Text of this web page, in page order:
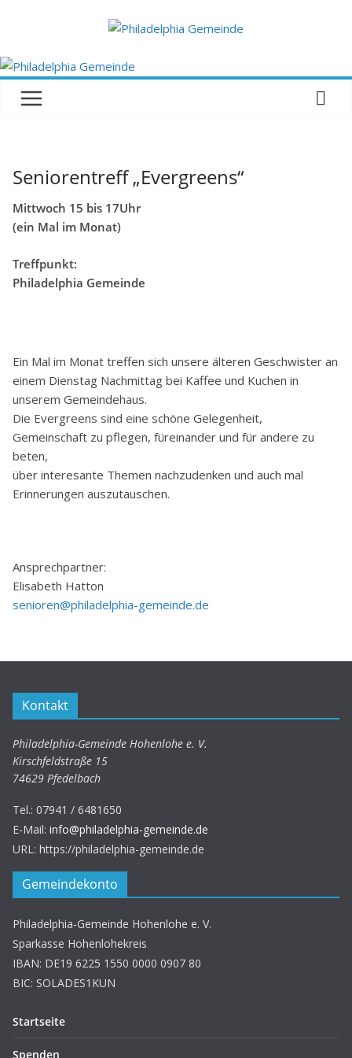
Seniorentreff „Evergreens“
Mittwoch 15 bis 17Uhr
(ein Mal im Monat)
Treffpunkt:
Philadelphia Gemeinde
Ein Mal im Monat treffen sich unsere älteren Geschwister an
einem Dienstag Nachmittag bei Kaffee und Kuchen in
unserem Gemeindehaus.
Die Evergreens sind eine schöne Gelegenheit,
Gemeinschaft zu pflegen, füreinander und für andere zu
beten,
über interesante Themen nachzudenken und auch mal
Erinnerungen auszutauschen.
Ansprechpartner:
Elisabeth Hatton
senioren@philadelphia-gemeinde.de
Kontakt
Philadelphia-Gemeinde Hohenlohe e. V.
Kirschfeldstraße 15
74629 Pfedelbach
Tel.: 07941 / 6481650
E-Mail: info@philadelphia-gemeinde.de
URL: https://philadelphia-gemeinde.de
Gemeindekonto
Philadelphia-Gemeinde Hohenlohe e. V.
Sparkasse Hohenlohekreis
IBAN: DE19 6225 1550 0000 0907 80
BIC: SOLADES1KUN
Startseite
Spenden